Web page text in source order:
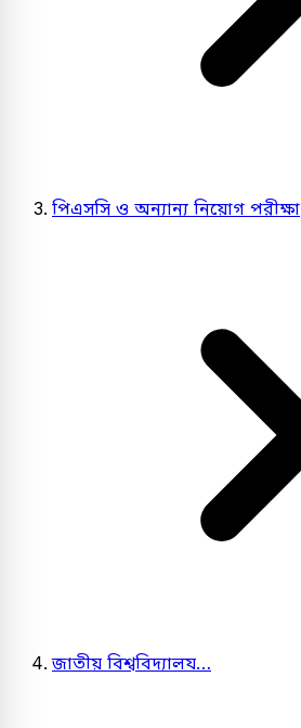
পিএসসি ও অন্যান্য নিয়োগ পরীক্ষা
জাতীয় বিশ্ববিদ্যালয…